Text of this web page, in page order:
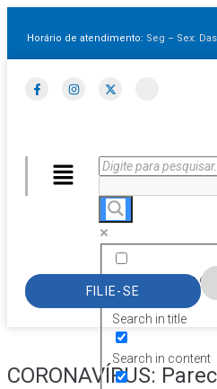
Horário de atendimento: Seg – Sex:
Exact matches only
Search in title
Search in content
FILIE-SE
CORONAVÍRUS: